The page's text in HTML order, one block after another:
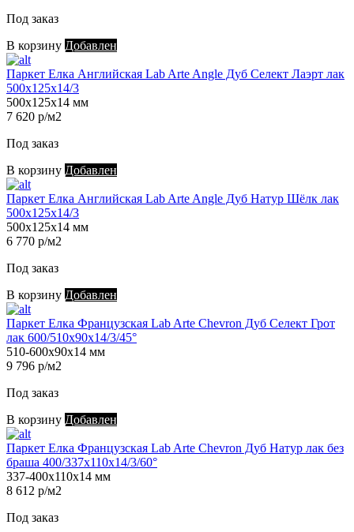
Под заказ
В корзину Добавлен
Паркет Елка Английская Lab Arte Angle Дуб Селект Лаэрт лак
500х125х14/3
500х125х14 мм
7 620 р/м2
Под заказ
В корзину Добавлен
Паркет Елка Английская Lab Arte Angle Дуб Натур Шёлк лак
500х125х14/3
500х125х14 мм
6 770 р/м2
Под заказ
В корзину Добавлен
Паркет Елка Французская Lab Arte Chevron Дуб Селект Грот
лак 600/510х90х14/3/45°
510-600х90х14 мм
9 796 р/м2
Под заказ
В корзину Добавлен
Паркет Елка Французская Lab Arte Chevron Дуб Натур лак без
браша 400/337х110х14/3/60°
337-400х110х14 мм
8 612 р/м2
Под заказ